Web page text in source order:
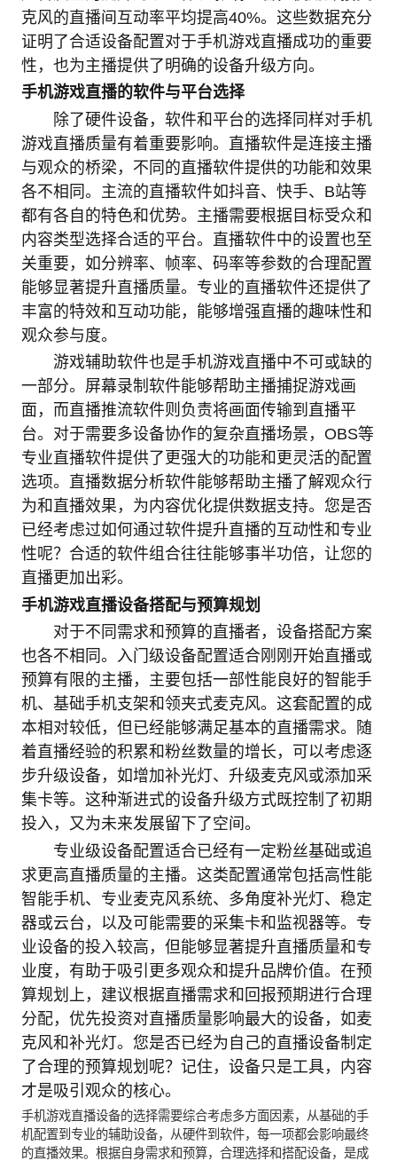
克风的直播间互动率平均提高40%。这些数据充分
证明了合适设备配置对于手机游戏直播成功的重要
性，也为主播提供了明确的设备升级方向。
手机游戏直播的软件与平台选择
除了硬件设备，软件和平台的选择同样对手机
游戏直播质量有着重要影响。直播软件是连接主播
与观众的桥梁，不同的直播软件提供的功能和效果
各不相同。主流的直播软件如抖音、快手、B站等
都有各自的特色和优势。主播需要根据目标受众和
内容类型选择合适的平台。直播软件中的设置也至
关重要，如分辨率、帧率、码率等参数的合理配置
能够显著提升直播质量。专业的直播软件还提供了
丰富的特效和互动功能，能够增强直播的趣味性和
观众参与度。
游戏辅助软件也是手机游戏直播中不可或缺的
一部分。屏幕录制软件能够帮助主播捕捉游戏画
面，而直播推流软件则负责将画面传输到直播平
台。对于需要多设备协作的复杂直播场景，OBS等
专业直播软件提供了更强大的功能和更灵活的配置
选项。直播数据分析软件能够帮助主播了解观众行
为和直播效果，为内容优化提供数据支持。您是否
已经考虑过如何通过软件提升直播的互动性和专业
性呢？合适的软件组合往往能够事半功倍，让您的
直播更加出彩。
手机游戏直播设备搭配与预算规划
对于不同需求和预算的直播者，设备搭配方案
也各不相同。入门级设备配置适合刚刚开始直播或
预算有限的主播，主要包括一部性能良好的智能手
机、基础手机支架和领夹式麦克风。这套配置的成
本相对较低，但已经能够满足基本的直播需求。随
着直播经验的积累和粉丝数量的增长，可以考虑逐
步升级设备，如增加补光灯、升级麦克风或添加采
集卡等。这种渐进式的设备升级方式既控制了初期
投入，又为未来发展留下了空间。
专业级设备配置适合已经有一定粉丝基础或追
求更高直播质量的主播。这类配置通常包括高性能
智能手机、专业麦克风系统、多角度补光灯、稳定
器或云台，以及可能需要的采集卡和监视器等。专
业设备的投入较高，但能够显著提升直播质量和专
业度，有助于吸引更多观众和提升品牌价值。在预
算规划上，建议根据直播需求和回报预期进行合理
分配，优先投资对直播质量影响最大的设备，如麦
克风和补光灯。您是否已经为自己的直播设备制定
了合理的预算规划呢？记住，设备只是工具，内容
才是吸引观众的核心。
手机游戏直播设备的选择需要综合考虑多方面因素，从基础的手
机配置到专业的辅助设备，从硬件到软件，每一项都会影响最终
的直播效果。根据自身需求和预算，合理选择和搭配设备，是成